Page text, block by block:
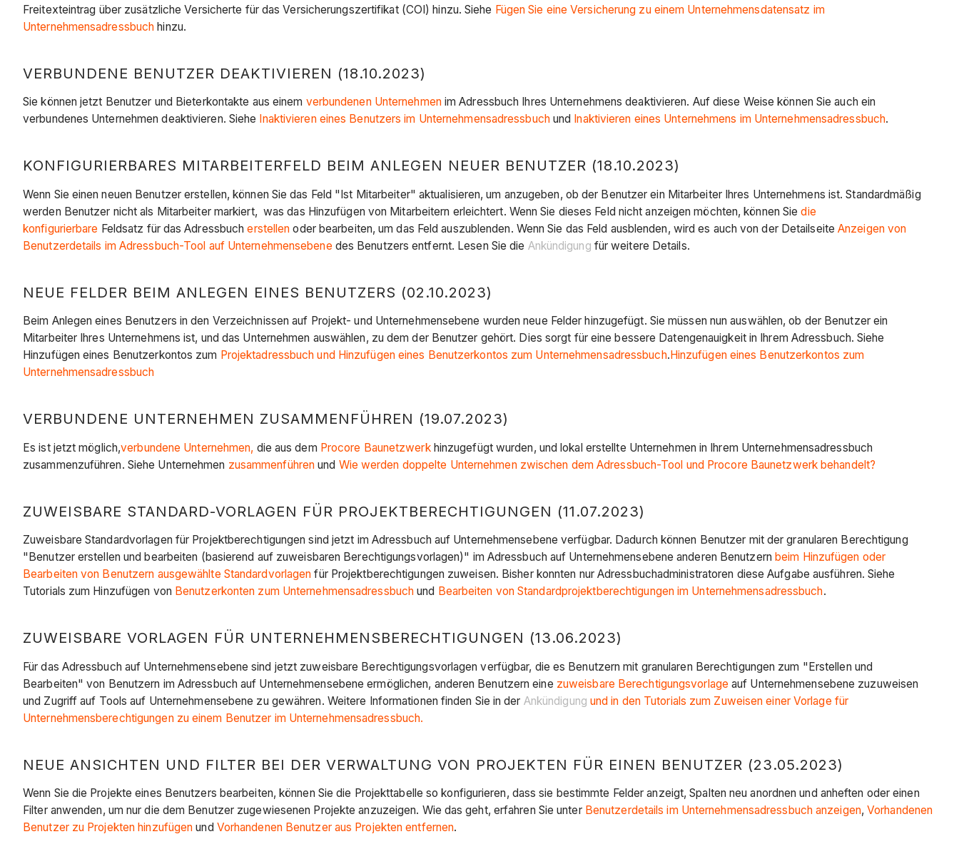
Freitexteintrag über zusätzliche Versicherte für das Versicherungszertifikat (COI) hinzu. Siehe Fügen Sie eine Versicherung zu einem Unternehmensdatensatz im
Unternehmensadressbuch hinzu.
VERBUNDENE BENUTZER DEAKTIVIEREN (18.10.2023)
Sie können jetzt Benutzer und Bieterkontakte aus einem verbundenen Unternehmenim Adressbuch Ihres Unternehmens deaktivieren. Auf diese Weise können Sie auch ein
verbundenes Unternehmen deaktivieren. Siehe Inaktivieren eines Benutzers im Unternehmensadressbuchund Inaktivieren eines Unternehmens im Unternehmensadressbuch.
KONFIGURIERBARES MITARBEITERFELD BEIM ANLEGEN NEUER BENUTZER (18.10.2023)
Wenn Sie einen neuen Benutzer erstellen, können Sie das Feld "Ist Mitarbeiter" aktualisieren, um anzugeben, ob der Benutzer ein Mitarbeiter Ihres Unternehmens ist. Standardmäßig
werden Benutzer nicht als Mitarbeiter markiert, was das Hinzufügen von Mitarbeitern erleichtert. Wenn Sie dieses Feld nicht anzeigen möchten, können Siedie
konfigurierbare Feldsatz für das Adressbucherstellen oder bearbeiten, um das Feld auszublenden. Wenn Sie das Feld ausblenden, wird es auch von der DetailseiteAnzeigen von
Benutzerdetails im Adressbuch-Tool auf Unternehmensebene des Benutzers entfernt. Lesen Sie die Ankündigung für weitere Details.
NEUE FELDER BEIM ANLEGEN EINES BENUTZERS (02.10.2023)
Beim Anlegen eines Benutzers in den Verzeichnissen auf Projekt- und Unternehmensebene wurden neue Felder hinzugefügt. Sie müssen nun auswählen, ob der Benutzer ein
Mitarbeiter Ihres Unternehmens ist, und das Unternehmen auswählen, zu dem der Benutzer gehört. Dies sorgt für eine bessere Datengenauigkeit in Ihrem Adressbuch. Siehe
Hinzufügen eines Benutzerkontos zum Projektadressbuch und Hinzufügen eines Benutzerkontos zum Unternehmensadressbuch. Hinzufügen eines Benutzerkontos zum
Unternehmensadressbuch
VERBUNDENE UNTERNEHMEN ZUSAMMENFÜHREN (19.07.2023)
Es ist jetzt möglich,verbundene Unternehmen, die aus dem Procore Baunetzwerkhinzugefügt wurden, und lokal erstellte Unternehmen in Ihrem Unternehmensadressbuch
zusammenzuführen. Siehe Unternehmen zusammenführen und Wie werden doppelte Unternehmen zwischen dem Adressbuch-Tool und Procore Baunetzwerk behandelt?
ZUWEISBARE STANDARD-VORLAGEN FÜR PROJEKTBERECHTIGUNGEN (11.07.2023)
Zuweisbare Standardvorlagen für Projektberechtigungen sind jetzt im Adressbuch auf Unternehmensebene verfügbar. Dadurch können Benutzer mit der granularen Berechtigung
"Benutzer erstellen und bearbeiten (basierend auf zuweisbaren Berechtigungsvorlagen)" im Adressbuch auf Unternehmensebene anderen Benutzern beim Hinzufügen oder
Bearbeiten von Benutzern ausgewählte Standardvorlagen für Projektberechtigungen zuweisen. Bisher konnten nur Adressbuchadministratoren diese Aufgabe ausführen. Siehe
Tutorials zum Hinzufügen von Benutzerkonten zum Unternehmensadressbuch und Bearbeiten von Standardprojektberechtigungen im Unternehmensadressbuch.
ZUWEISBARE VORLAGEN FÜR UNTERNEHMENSBERECHTIGUNGEN (13.06.2023)
Für das Adressbuch auf Unternehmensebene sind jetzt zuweisbare Berechtigungsvorlagen verfügbar, die es Benutzern mit granularen Berechtigungen zum "Erstellen und
Bearbeiten" von Benutzern im Adressbuch auf Unternehmensebene ermöglichen, anderen Benutzern eine zuweisbare Berechtigungsvorlage auf Unternehmensebene zuzuweisen
und Zugriff auf Tools auf Unternehmensebene zu gewähren. Weitere Informationen finden Sie in der Ankündigung und in den Tutorials zum Zuweisen einer Vorlage für
Unternehmensberechtigungen zu einem Benutzer im Unternehmensadressbuch.
NEUE ANSICHTEN UND FILTER BEI DER VERWALTUNG VON PROJEKTEN FÜR EINEN BENUTZER (23.05.2023)
Wenn Sie die Projekte eines Benutzers bearbeiten, können Sie die Projekttabelle so konfigurieren, dass sie bestimmte Felder anzeigt, Spalten neu anordnen und anheften oder einen
Filter anwenden, um nur die dem Benutzer zugewiesenen Projekte anzuzeigen. Wie das geht, erfahren Sie unter Benutzerdetails im Unternehmensadressbuch anzeigen,Vorhandenen
Benutzer zu Projekten hinzufügen und Vorhandenen Benutzer aus Projekten entfernen.